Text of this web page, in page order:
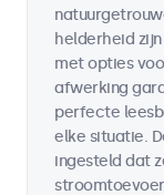
helderheid
met opties
afwerking
perfecte
elke situatie.
ingesteld dat